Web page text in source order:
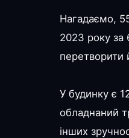
Нагадаємо,
2023 року за
перетворити
У будинку є
обладнаний
інших